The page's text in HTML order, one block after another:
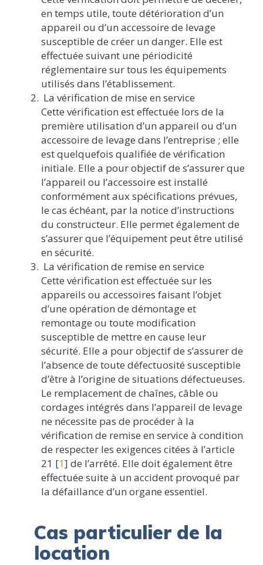
en temps utile, toute détérioration d’un
appareil ou d’un accessoire de levage
susceptible de créer un danger. Elle est
effectuée suivant une périodicité
réglementaire sur tous les équipements
utilisés dans l’établissement.
La vérification de mise en service
Cette vérification est effectuée lors de la
première utilisation d’un appareil ou d’un
accessoire de levage dans l’entreprise ; elle
est quelquefois qualifiée de vérification
initiale. Elle a pour objectif de s’assurer que
l’appareil ou l’accessoire est installé
conformément aux spécifications prévues,
le cas échéant, par la notice d’instructions
du constructeur. Elle permet également de
s’assurer que l’équipement peut être utilisé
en sécurité.
La vérification de remise en service
Cette vérification est effectuée sur les
appareils ou accessoires faisant l’objet
d’une opération de démontage et
remontage ou toute modification
susceptible de mettre en cause leur
sécurité. Elle a pour objectif de s’assurer de
l’absence de toute défectuosité susceptible
d’être à l’origine de situations défectueuses.
Le remplacement de chaînes, câble ou
cordages intégrés dans l’appareil de levage
ne nécessite pas de procéder à la
vérification de remise en service à condition
de respecter les exigences citées à l’article
21 [1] de l’arrêté. Elle doit également être
effectuée suite à un accident provoqué par
la défaillance d’un organe essentiel.
Cas particulier de la
location